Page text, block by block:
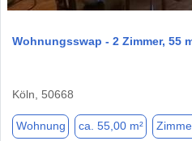
Wohnungsswap - 2 Zimmer, 55
Köln, 50668
Wohnung ca. 55,00 m²